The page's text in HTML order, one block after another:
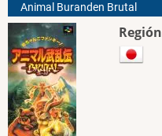
Animal Buranden Brutal
Región